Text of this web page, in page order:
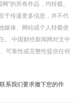
"的所有作品，均转载、
于传递更多信息，并不代
媒体、网站或个人转载使
。 中国财经新闻网对文中
可靠性或完整性提供任何
系我们要求撤下您的作